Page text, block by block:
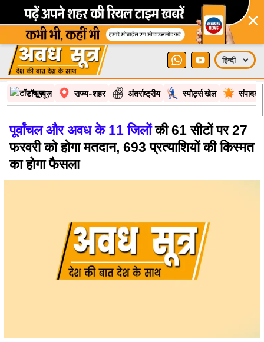
×
टॉप न्यूज़ राज्य-शहर अंतर्राष्ट्रीय स्पोर्ट्स खेल
पूर्वांचल और अवध के 11 जिलोंकी 61 सीटों पर 27
फरवरी को होगा मतदान, 693 प्रत्याशियों की किस्मत
का होगा फैसला